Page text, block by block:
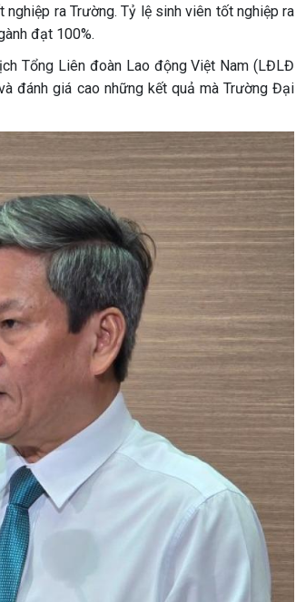
ra Trường. Tỷ lệ sinh viên tốt nghiệp ra
đạt 100%.
Tổng Liên đoàn Lao động Việt Nam (LĐLĐ
đánh giá cao những kết quả mà Trường Đại